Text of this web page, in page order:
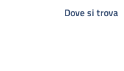
Dove si trova